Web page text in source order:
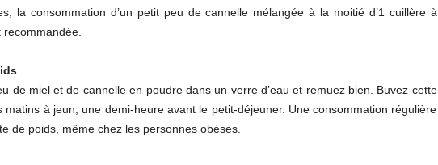
la consommation d’un petit peu de cannelle mélangée à la moitié d’1 cuillère à
de miel et de cannelle en poudre dans un verre d’eau et remuez bien. Buvez cette
matins à jeun, une demi-heure avant le petit-déjeuner. Une consommation régulière
de poids, même chez les personnes obèses.